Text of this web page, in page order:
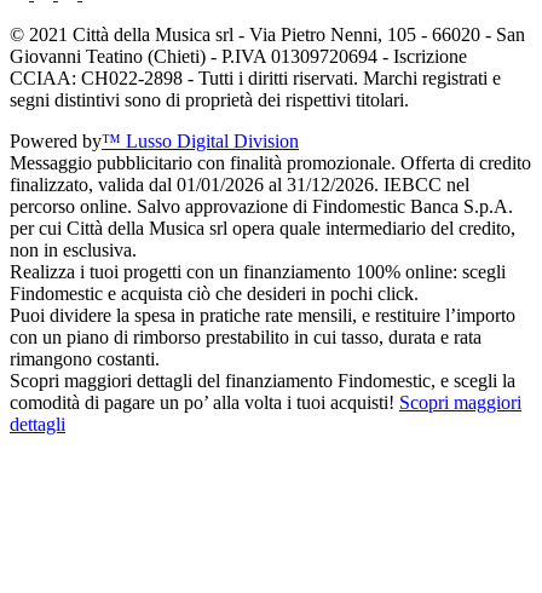
© 2021 Città della Musica srl - Via Pietro Nenni, 105 - 66020 - San
Giovanni Teatino (Chieti) - P.IVA 01309720694 - Iscrizione
CCIAA: CH022-2898 - Tutti i diritti riservati. Marchi registrati e
segni distintivi sono di proprietà dei rispettivi titolari.
Powered by™ Lusso Digital Division
Messaggio pubblicitario con finalità promozionale. Offerta di credito
finalizzato, valida dal 01/01/2026 al 31/12/2026. IEBCC nel
percorso online. Salvo approvazione di Findomestic Banca S.p.A.
per cui Città della Musica srl opera quale intermediario del credito,
non in esclusiva.
Realizza i tuoi progetti con un finanziamento 100% online: scegli
Findomestic e acquista ciò che desideri in pochi click.
Puoi dividere la spesa in pratiche rate mensili, e restituire l’importo
con un piano di rimborso prestabilito in cui tasso, durata e rata
rimangono costanti.
Scopri maggiori dettagli del finanziamento Findomestic, e scegli la
comodità di pagare un po’ alla volta i tuoi acquisti! Scopri maggiori
dettagli